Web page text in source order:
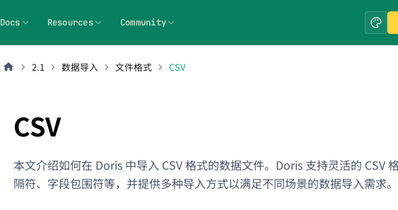
Docs Resources Community
2.1 数据导入 文件格式 CSV
CSV
本文介绍如何在 Doris 中导入 CSV 格式的数据文件。Doris 支持灵活的 CSV
隔符、字段包围符等，并提供多种导入方式以满足不同场景的数据导入需求。